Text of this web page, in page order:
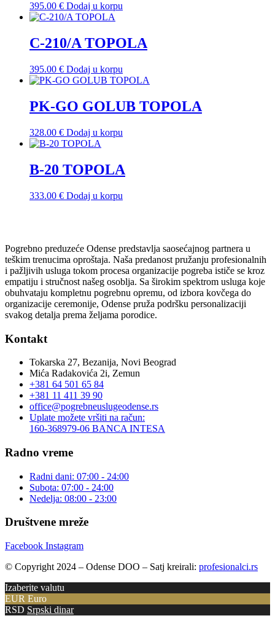
395.00 € Dodaj u korpu
C-210/A TOPOLA
395.00 € Dodaj u korpu
PK-GO GOLUB TOPOLA
328.00 € Dodaj u korpu
B-20 TOPOLA
333.00 € Dodaj u korpu
Pogrebno preduzeće Odense predstavlja saosećajnog partnera u
teškim trenucima oproštaja. Naša predanost pružanju profesionalnih
i pažljivih usluga tokom procesa organizacije pogreba ističe se kroz
empatiju i stručnost našeg osoblja. Sa širokim spektrom usluga koje
obuhvataju kompletnu pogrebnu opremu, od izbora kovčega do
organizacije ceremonije, Odense pruža podršku personalizaciji
svakog detalja prema željama porodice.
Kontakt
Tokarska 27, Bezanija, Novi Beograd
Mića Radakovića 2i, Zemun
+381 64 501 65 84
+381 11 411 39 90
office@pogrebneuslugeodense.rs
Uplate možete vršiti na račun:
160-368979-06 BANCA INTESA
Radno vreme
Radni dani: 07:00 - 24:00
Subota: 07:00 - 24:00
Nedelja: 08:00 - 23:00
Društvene mreže
Facebook Instagram
© Copyright 2024 – Odense DOO – Satj kreirali: profesionalci.rs
Izaberite valutu
EUR Euro
RSD Srpski dinar